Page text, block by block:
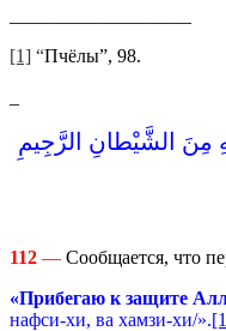
[1] “Пчёлы”, 98.
مِنَ الشَّيْطانِ الرَّجِيمِ
112 — Сообщается, что
«Прибегаю к защите
нафси-хи, ва хамзи-хи/».